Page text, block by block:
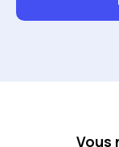
Vous